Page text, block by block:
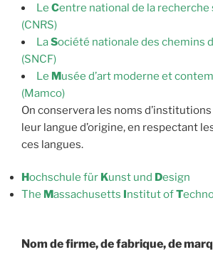
Le Centre national de la
(CNRS)
LaSociété nationale des chemins
(SNCF)
Le Musée d’art moderne et
(Mamco)
On conservera les noms
leur langue d’origine, en respectant
ces langues.
Hochschule für Kunst und Design
The Massachusetts Institut ofT
Nom de firme, de fabrique, de